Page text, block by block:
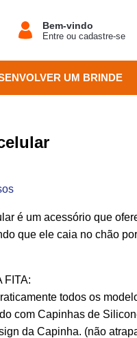
Bem-vindo
Entre ou cadastre-se
UM BRINDE
é um acessório que
que ele caia no chão
FITA:
todos os
com Capinhas de
da Capinha. (não